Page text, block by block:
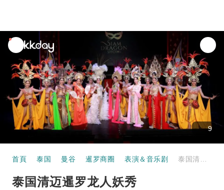
unread
notifications
9
首頁 泰国 曼谷 暹罗商圈 表演＆音乐剧
泰国清迈暹罗龙人妖秀